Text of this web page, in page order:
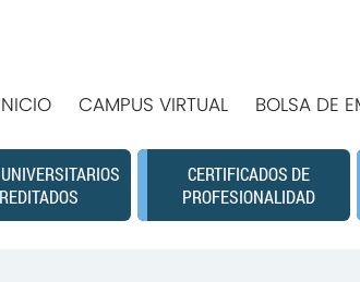
CAMPUS VIRTUAL BOLSA DE
CERTIFICADOS DE
PROFESIONALIDAD